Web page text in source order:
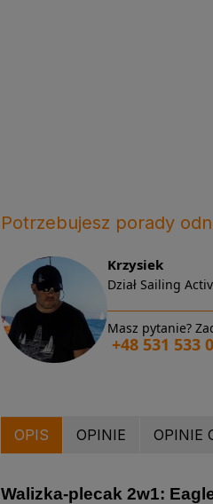
Potrzebujesz porady
Krzysiek
Dział Sailing
Masz pytanie?
+48 531 533
OPIS OPINIE OPINIE
Walizka-plecak 2w1: